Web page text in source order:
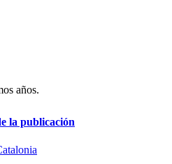
años.
la publicación